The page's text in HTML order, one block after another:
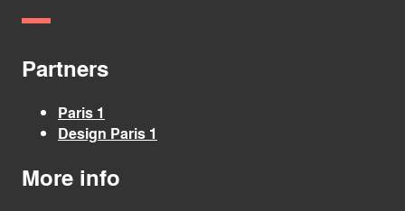
Partners
Paris 1
Design Paris 1
More info